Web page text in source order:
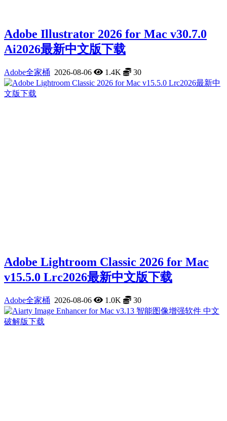
Adobe Illustrator 2026 for Mac v30.7.0
Ai2026最新中文版下载
Adobe全家桶 2026-08-06 1.4K 30
Adobe Lightroom Classic 2026 for Mac
v15.5.0 Lrc2026最新中文版下载
Adobe全家桶 2026-08-06 1.0K 30